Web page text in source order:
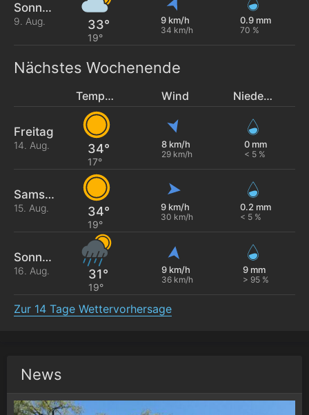
Sonntag
9. Aug. 33°
19°
9 km/h
34 km/h
0.9 mm
70 %
Nächstes Wochenende
Temperatur Wind Niederschlag
Freitag
14. Aug. 34°
17°
8 km/h
29 km/h
0 mm
< 5 %
Samstag
15. Aug. 34°
19°
9 km/h
30 km/h
0.2 mm
< 5 %
Sonntag
16. Aug. 31°
19°
9 km/h
36 km/h
9 mm
> 95 %
Zur 14 Tage Wettervorhersage
News